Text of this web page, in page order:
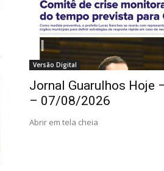
Versão Digital
Jornal Guarulhos Hoje
– 07/08/2026
Abrir em tela cheia